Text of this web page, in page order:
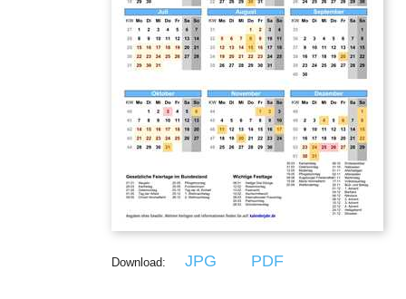
Download: JPG PDF